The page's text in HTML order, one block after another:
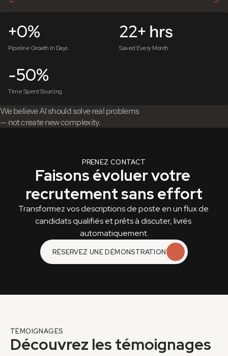
+0%
Pipeline Growth In Days
22+ hrs
Saved Every Month
-50%
Time Spent Sourcing
We believe AI should solve real problems
— not create new complexity.
PRENEZ CONTACT
Faisons évoluer votre
recrutement sans effort
Transformez vos descriptions de poste en un flux de
candidats qualifiés et prêts à discuter, livrés
automatiquement.
RÉSERVEZ UNE DÉMONSTRATION
TÉMOIGNAGES
Découvrez les témoignages